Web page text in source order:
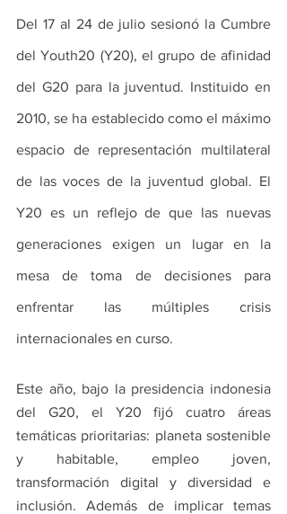
Del 17 al 24 de julio sesionó la Cumbre
del Youth20 (Y20), el grupo de afinidad
del G20 para la juventud. Instituido en
2010, se ha establecido como el máximo
espacio de representación multilateral
de las voces de la juventud global. El
Y20 es un reflejo de que las nuevas
generaciones exigen un lugar en la
mesa de toma de decisiones para
enfrentar las múltiples crisis
internacionales en curso.
Este año, bajo la presidencia indonesia
del G20, el Y20 fijó cuatro áreas
temáticas prioritarias: planeta sostenible
y habitable, empleo joven,
transformación digital y diversidad e
inclusión. Además de implicar temas